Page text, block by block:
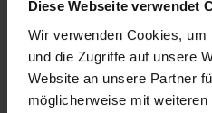
Diese Webseite verwendet
Wir verwenden Cookies,
und die Zugriffe auf unsere
Website an unsere Partner
möglicherweise mit